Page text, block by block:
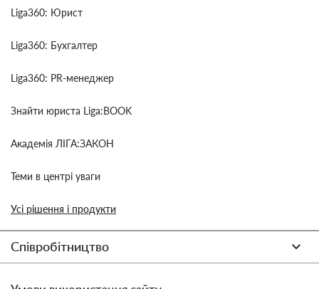
Liga360: Юрист
Liga360: Бухгалтер
Liga360: PR-менеджер
Знайти юриста Liga:BOOK
Академія ЛІГА:ЗАКОН
Теми в центрі уваги
Усі рішення і продукти
Співробітництво